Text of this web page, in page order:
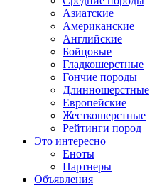
Азиатские
Американские
Английские
Бойцовые
Гладкошерстные
Гончие породы
Длинношерстные
Европейские
Жесткошерстные
Рейтинги пород
Это интересно
Еноты
Партнеры
Объявления